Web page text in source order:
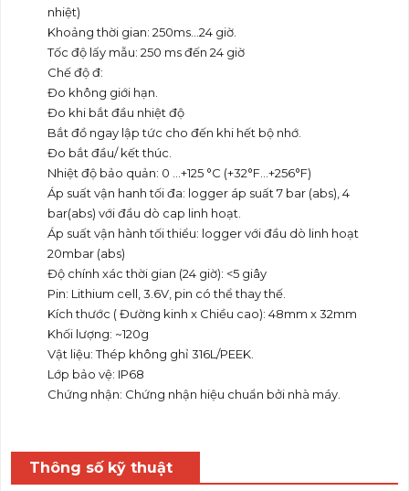
nhiệt)
Khoảng thời gian: 250ms…24 giờ.
Tốc độ lấy mẫu: 250 ms đến 24 giờ
Chế độ đ:
Đo không giới hạn.
Đo khi bắt đầu nhiệt độ
Bắt đồ ngay lập tức cho đến khi hết bộ nhớ.
Đo bắt đầu/ kết thúc.
Nhiệt độ bảo quản: 0 …+125 °C (+32°F…+256°F)
Áp suất vận hanh tối đa: logger áp suất 7 bar (abs), 4
bar(abs) với đầu dò cap linh hoạt.
Áp suất vận hành tối thiểu: logger với đầu dò linh hoạt
20mbar (abs)
Độ chính xác thời gian (24 giờ): <5 giây
Pin: Lithium cell, 3.6V, pin có thể thay thế.
Kích thước ( Đường kinh x Chiều cao): 48mm x 32mm
Khối lượng: ~120g
Vật liệu: Thép không ghỉ 316L/PEEK.
Lớp bảo vệ: IP68
Chứng nhận: Chứng nhận hiệu chuẩn bởi nhà máy.
Thông số kỹ thuật